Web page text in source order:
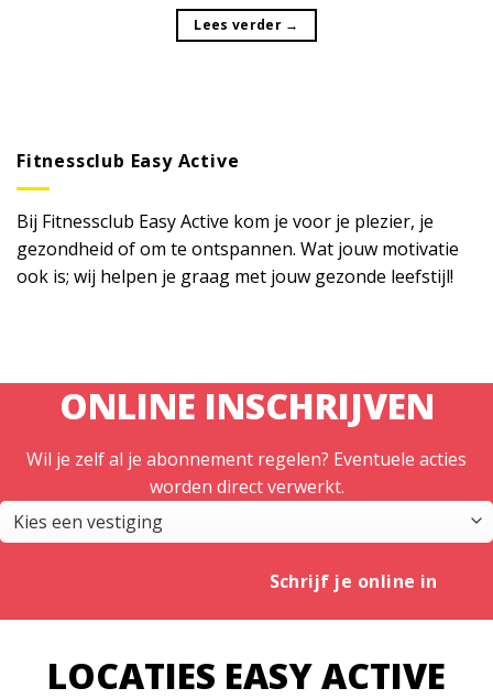
Lees verder →
Fitnessclub Easy Active
Bij Fitnessclub Easy Active kom je voor je plezier, je
gezondheid of om te ontspannen. Wat jouw motivatie
ook is; wij helpen je graag met jouw gezonde leefstijl!
ONLINE INSCHRIJVEN
Wil je zelf al je abonnement regelen? Eventuele acties
worden direct verwerkt.
Schrijf je online in
LOCATIES EASY ACTIVE